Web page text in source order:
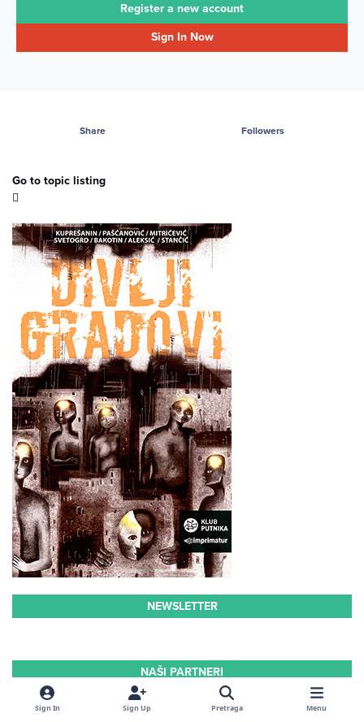
Register a new account
Sign In Now
Share Followers
Go to topic listing
NEWSLETTER
NAŠI PARTNERI
Jeftin i pouzdan kombi prevoz ka aerodromima i regionu.
Sign In Sign Up Pretraga Menu